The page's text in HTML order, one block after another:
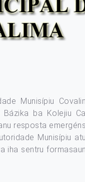
Munisípiu
ba Kolejiu
resposta
Munisípiu
iha sentru